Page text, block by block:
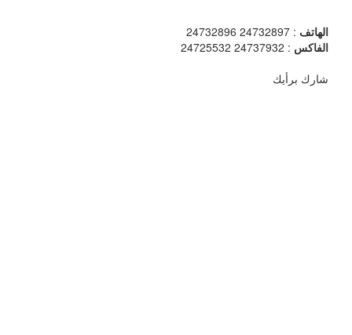
الهاتف : 24732897 24732896
الفاكس : 24737932 24725532
شارك برأيك